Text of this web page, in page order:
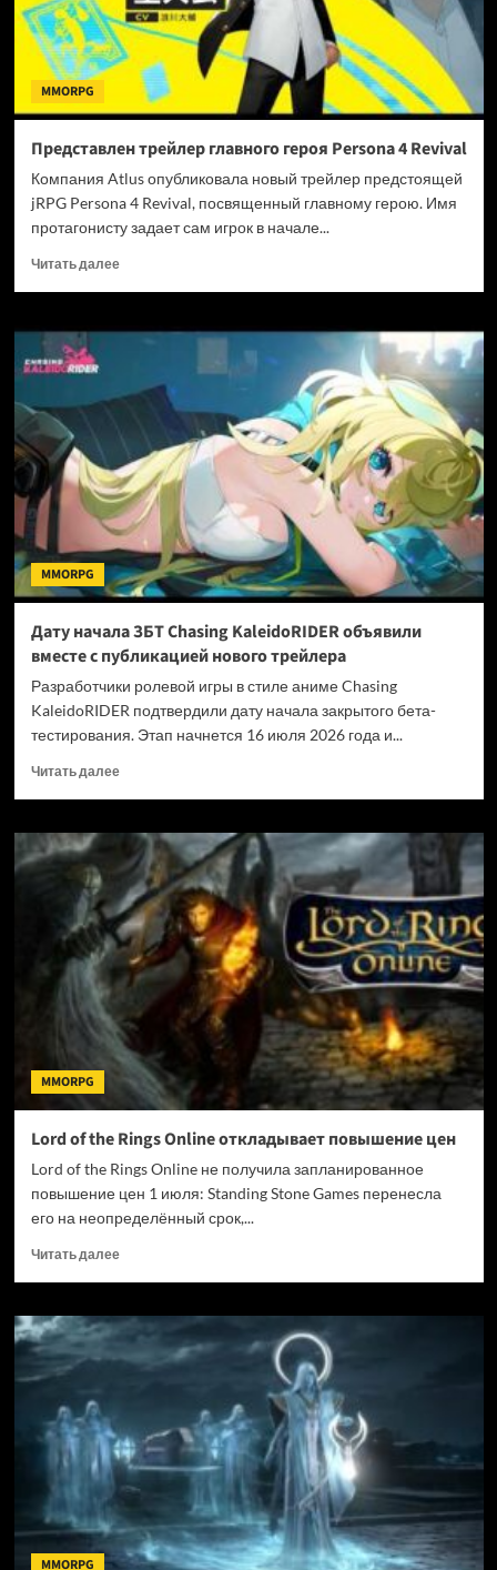
лозунгом
возвращения
к
истокам
MMORPG
Представлен трейлер главного героя Persona 4 Revival
Компания Atlus опубликовала новый трейлер предстоящей
jRPG Persona 4 Revival, посвященный главному герою. Имя
протагонисту задает сам игрок в начале...
Читать далееПрочитать
героя
Revival
MMORPG
Дату начала ЗБТ Chasing KaleidoRIDER объявили
вместе с публикацией нового трейлера
Разработчики ролевой игры в стиле аниме Chasing
KaleidoRIDER подтвердили дату начала закрытого бета-
тестирования. Этап начнется 16 июля 2026 года и...
Читать далееПрочитать
Дату
начала
ЗБТ
Chasing
KaleidoRIDER
объявили
вместе
с
публикацией
нового
трейлера
MMORPG
Lord of the Rings Online откладывает повышение цен
Lord of the Rings Online не получила запланированное
повышение цен 1 июля: Standing Stone Games перенесла
его на неопределённый срок,...
Читать далееПрочитать
Lord
the
откладывает
повышение
цен
MMORPG